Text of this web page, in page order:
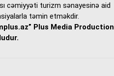
cəmiyyəti turizm sənayesinə aid
təmin etməkdir.
Plus Media Production